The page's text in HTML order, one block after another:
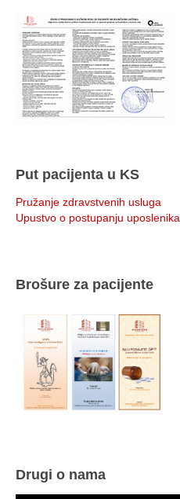
Put pacijenta u KS
Pružanje zdravstvenih usluga
Upustvo o postupanju uposlenika
Brošure za pacijente
Drugi o nama